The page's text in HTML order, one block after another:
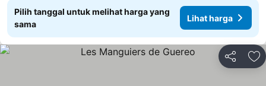
Pilih tanggal untuk melihat harga yang
sama
Lihat harga
Bagikan